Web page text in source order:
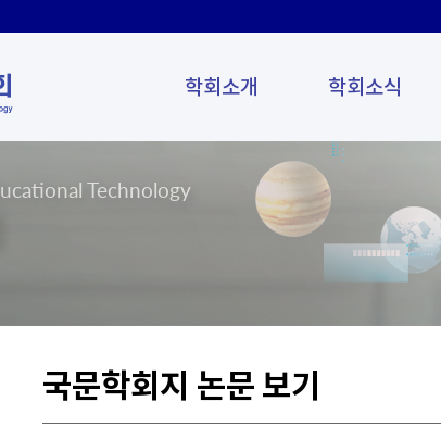
학회소개 학회소식
Technology
국문학회지 논문 보기